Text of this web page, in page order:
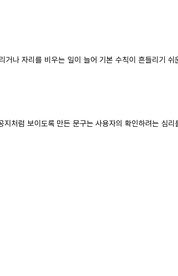
거나 자리를 비우는 일이 늘어 기본 수칙이 흔들리기 쉬
처럼 보이도록 만든 문구는 사용자의 확인하려는 심리